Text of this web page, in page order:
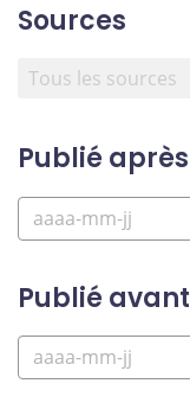
Sources
Publié après
Publié avant